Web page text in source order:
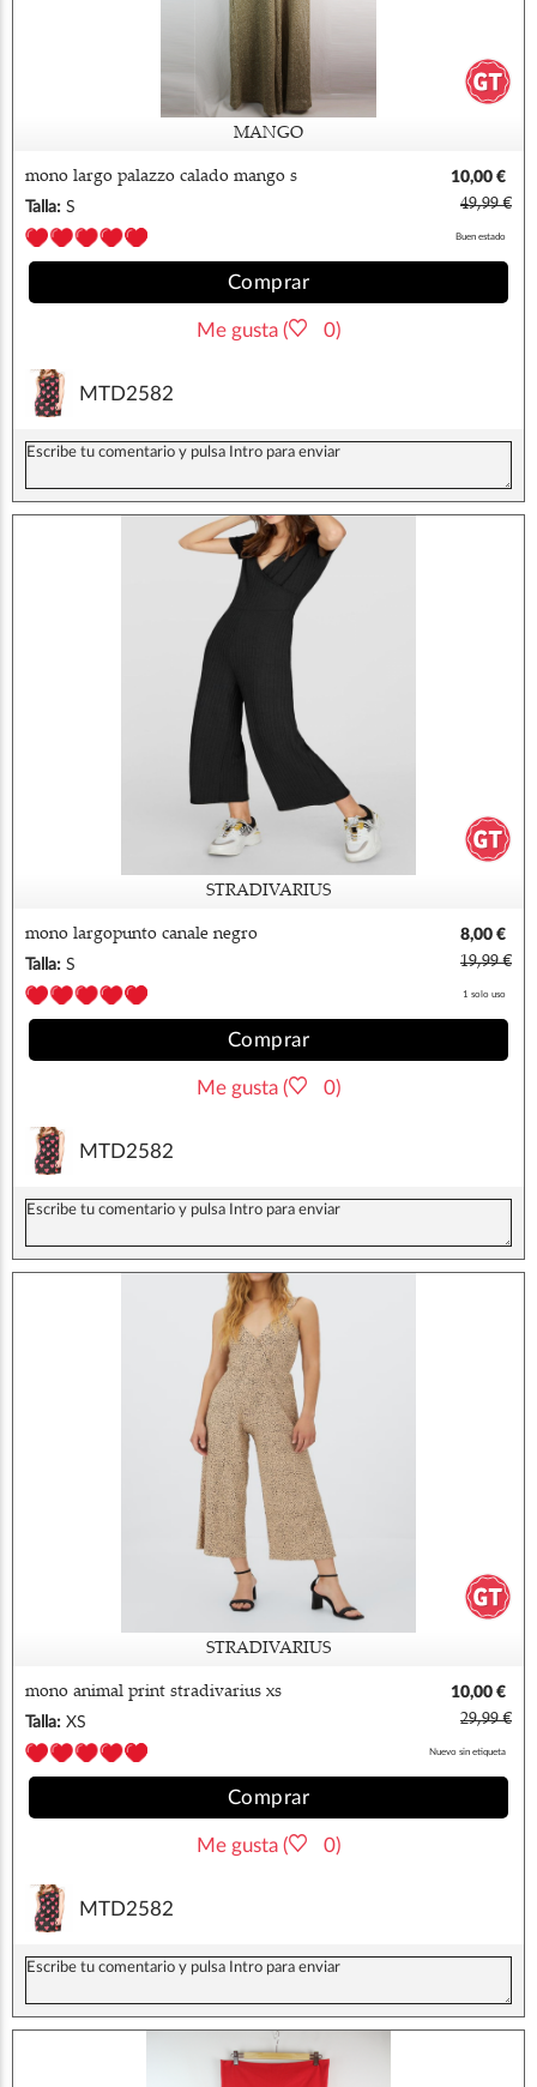
MANGO
mono largo palazzo calado mango s
10,00 €
Talla: S 49,99 €
Buen estado
Comprar
Me gusta ( 0)
MTD2582
STRADIVARIUS
mono largopunto canale negro
stradivarius s
8,00 €
Talla: S 19,99 €
1 solo uso
Comprar
Me gusta ( 0)
MTD2582
STRADIVARIUS
mono animal print stradivarius xs
10,00 €
Talla: XS 29,99 €
Nuevo sin etiqueta
Comprar
Me gusta ( 0)
MTD2582